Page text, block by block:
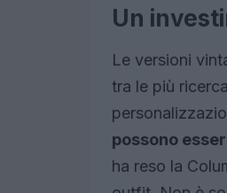
Un
Le versioni
tra le più
possono
ha reso la